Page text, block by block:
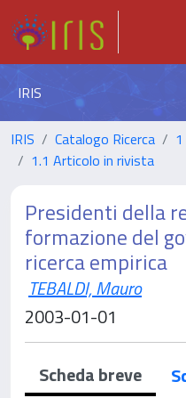
IRIS
IRIS Catalogo Ricerca
1.1 Articolo in rivista
Presidenti della
formazione del
ricerca empirica
TEBALDI, Mauro
2003-01-01
Scheda breve